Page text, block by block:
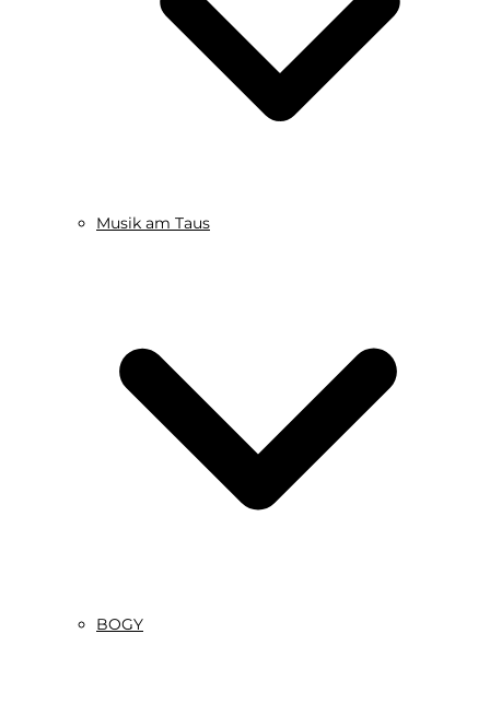
Musik am Taus
BOGY